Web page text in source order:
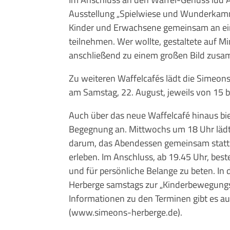
Ausstellung „Spielwiese und
Kinder und Erwachsene gemeinsam an
teilnehmen. Wer wollte, gestaltete auf
anschließend zu einem großen Bild
Zu weiteren Waffelcafés lädt die
am Samstag, 22. August, jeweils von 15
Auch über das neue Waffelcafé hinaus
Begegnung an. Mittwochs um 18 Uhr
darum, das Abendessen gemeinsam
erleben. Im Anschluss, ab 19.45 Uhr,
und für persönliche Belange zu beten.
Herberge samstags zur
Informationen zu den Terminen gibt es
(www.simeons-herberge.de).